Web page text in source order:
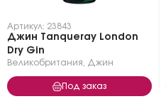
Артикул: 23843
Джин Tanqueray London
Dry Gin
Великобритания Джин
Под заказ